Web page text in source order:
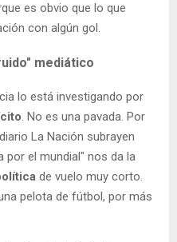
es obvio que lo que
con algún gol.
mediático
lo está investigando por
. No es una pavada. Por
La Nación subrayen
por el mundial" nos da la
de vuelo muy corto.
pelota de fútbol, por más